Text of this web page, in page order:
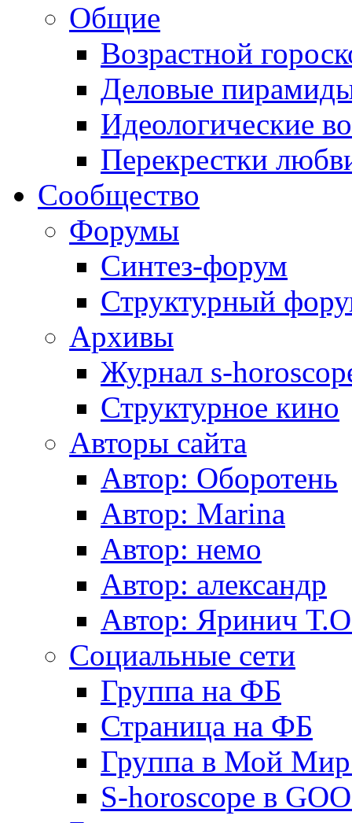
Общие
Возрастной
Деловые
Идеологические
Перекрестки
Сообщество
Форумы
Синтез-форум
Структурный
Архивы
Журнал s-
Структурное кино
Авторы сайта
Автор: Оборотень
Автор: Marina
Автор: немo
Автор: александр
Автор: Яринич
Социальные сети
Группа на ФБ
Страница на ФБ
Группа в Мой
S-horoscope в